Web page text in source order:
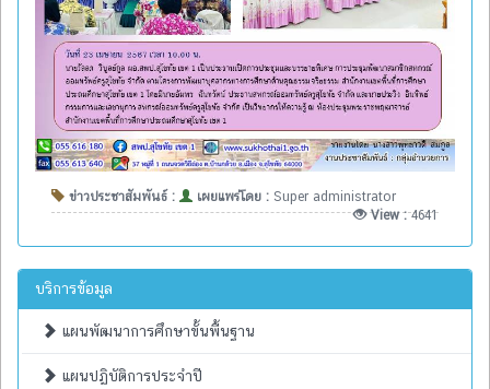
ข่าวประชาสัมพันธ์ : เผยแพร่โดย : Super administrator
View :4641
บริการข้อมูล
แผนพัฒนาการศึกษาขั้นพื้นฐาน
แผนปฏิบัติการประจำปี